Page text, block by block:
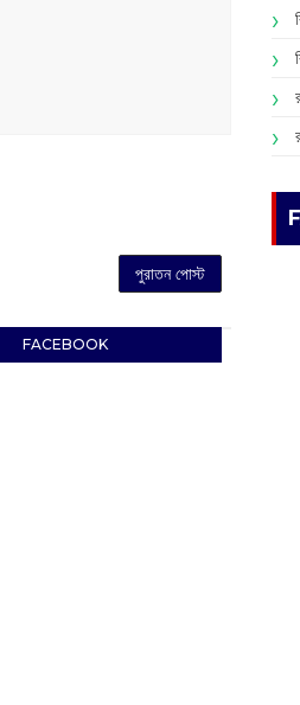
পুরাতন পোস্ট
FACEBOOK